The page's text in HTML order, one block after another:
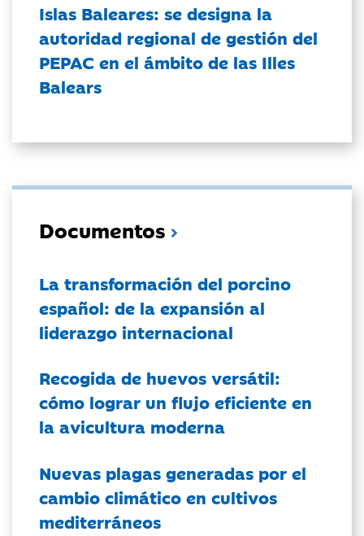
Islas Baleares: se designa la
autoridad regional de gestión del
PEPAC en el ámbito de las Illes
Balears
Documentos
La transformación del porcino
español: de la expansión al
liderazgo internacional
Recogida de huevos versátil:
cómo lograr un flujo eficiente en
la avicultura moderna
Nuevas plagas generadas por el
cambio climático en cultivos
mediterráneos